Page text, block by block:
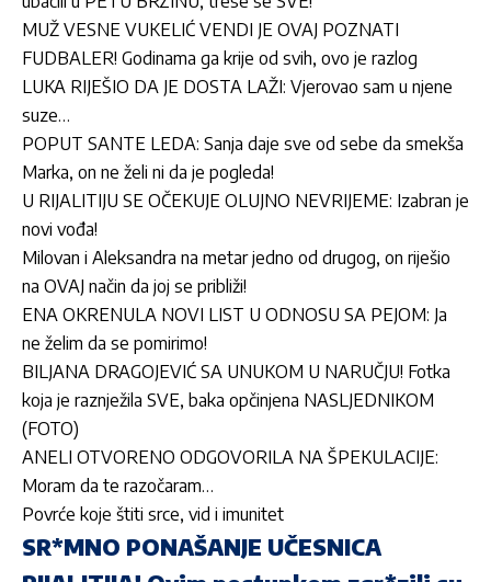
MUŽ VESNE VUKELIĆ VENDI JE OVAJ POZNATI
FUDBALER! Godinama ga krije od svih, ovo je razlog
LUKA RIJEŠIO DA JE DOSTA LAŽI: Vjerovao sam u njene
suze…
POPUT SANTE LEDA: Sanja daje sve od sebe da smekša
Marka, on ne želi ni da je pogleda!
U RIJALITIJU SE OČEKUJE OLUJNO NEVRIJEME: Izabran je
novi vođa!
Milovan i Aleksandra na metar jedno od drugog, on riješio
na OVAJ način da joj se približi!
ENA OKRENULA NOVI LIST U ODNOSU SA PEJOM: Ja
ne želim da se pomirimo!
BILJANA DRAGOJEVIĆ SA UNUKOM U NARUČJU! Fotka
koja je raznježila SVE, baka opčinjena NASLJEDNIKOM
(FOTO)
ANELI OTVORENO ODGOVORILA NA ŠPEKULACIJE:
Moram da te razočaram…
Povrće koje štiti srce, vid i imunitet
SR*MNO PONAŠANJE UČESNICA